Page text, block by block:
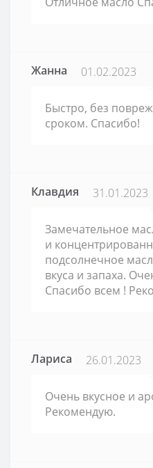
Жанна 01.02.2023
Быстро, без
сроком. Спасибо!
Клавдия 31.01.2023
Замечательное
и
подсолнечное
вкуса и запаха.
Спасибо всем !
Лариса 26.01.2023
Очень вкусное и
Рекомендую.